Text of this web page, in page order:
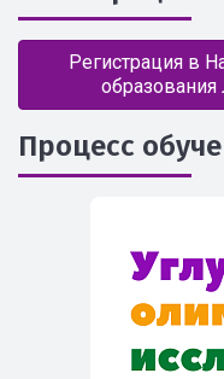
Регистрация в
образования
Процесс